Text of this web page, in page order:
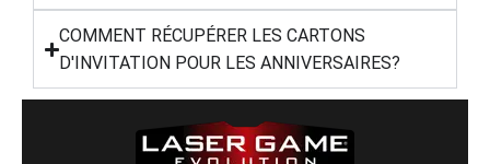
COMMENT RÉCUPÉRER LES CARTONS
D'INVITATION POUR LES ANNIVERSAIRES?